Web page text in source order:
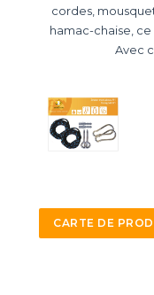
cordes,
hamac-chaise, ce
Avec
CARTE DE